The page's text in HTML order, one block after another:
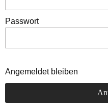
Passwort
Angemeldet bleiben